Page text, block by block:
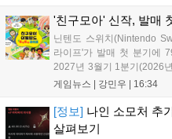
이후 중국 내 첫 형사사건
대응할 방침입니다....
'친구모아' 신작, 발매
닌텐도 스위치(Nintendo
라이프'가 발매 첫 분기에
2027년 3월기 1분기(2026
를 크게 늘렸다고 밝혔다. 4
게임뉴스 | 강민우 16:34
[정보] 나인 소모처 추
살펴보기